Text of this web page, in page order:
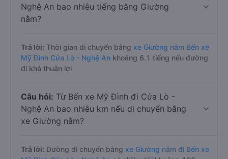
Nghệ An bao nhiêu tiếng bằng Giường
nằm?
Trả lời: Thời gian di chuyển bằng xe Giường nằm Bến xe
Mỹ Đình Cửa Lò - Nghệ An khoảng 6.1 tiếng nếu đường
đi khá thuận lợi
Câu hỏi: Từ Bến xe Mỹ Đình đi Cửa Lò -
Nghệ An bao nhiêu km nếu di chuyển bằng
xe Giường nằm?
Trả lời: Đường di chuyển bằng xe Giường nằm đi Bến xe